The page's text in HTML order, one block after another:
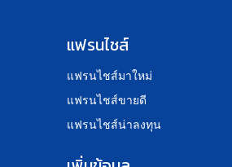
แฟรนไชส์
แฟรนไชส์มาใหม่
แฟรนไชส์ขายดี
แฟรนไชส์น่าลงทุน